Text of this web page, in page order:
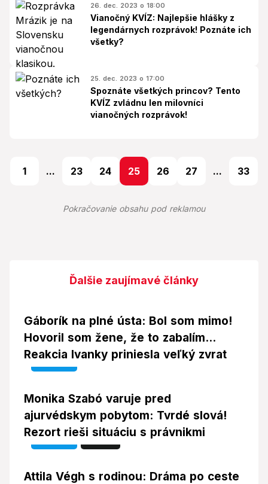
26. dec. 2023 o 18:00
Vianočný KVÍZ: Najlepšie hlášky z
legendárnych rozprávok! Poznáte ich
všetky?
25. dec. 2023 o 17:00
Spoznáte všetkých princov? Tento
KVÍZ zvládnu len milovníci
vianočných rozprávok!
1 ... 23 24 25 26 27 ... 33
Pokračovanie obsahu pod reklamou
Ďalšie zaujímavé články
Gáborík na plné ústa: Bol som mimo!
Hovoril som žene, že to zabalím...
Reakcia Ivanky priniesla veľký zvrat
Video
Monika Szabó varuje pred
ajurvédskym pobytom: Tvrdé slová!
Rezort rieši situáciu s právnikmi
Video Foto
Attila Végh s rodinou: Dráma po ceste